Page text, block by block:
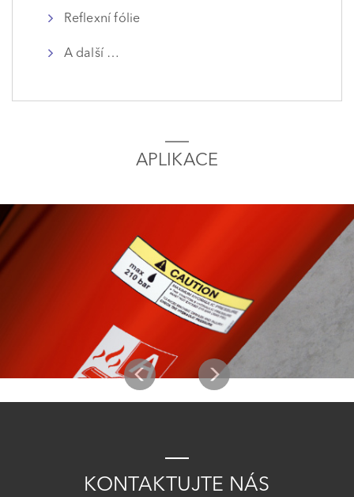
Reflexní fólie
A další …
APLIKACE
KONTAKTUJTE NÁS